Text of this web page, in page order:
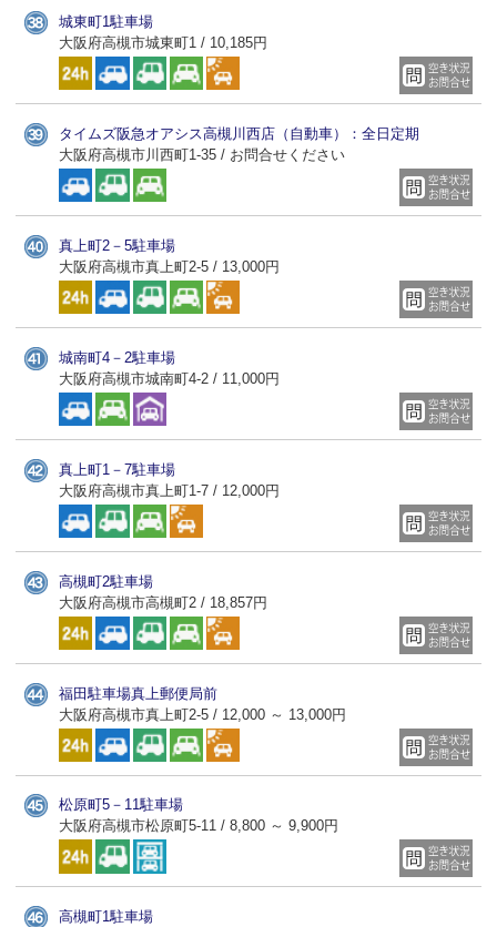
城東町1駐車場
大阪府高槻市城東町1 / 10,185円
タイムズ阪急オアシス高槻川西店（自動車）：全日定期
大阪府高槻市川西町1-35 / お問合せください
真上町2－5駐車場
大阪府高槻市真上町2-5 / 13,000円
城南町4－2駐車場
大阪府高槻市城南町4-2 / 11,000円
真上町1－7駐車場
大阪府高槻市真上町1-7 / 12,000円
高槻町2駐車場
大阪府高槻市高槻町2 / 18,857円
福田駐車場真上郵便局前
大阪府高槻市真上町2-5 / 12,000 ～ 13,000円
松原町5－11駐車場
大阪府高槻市松原町5-11 / 8,800 ～ 9,900円
高槻町1駐車場